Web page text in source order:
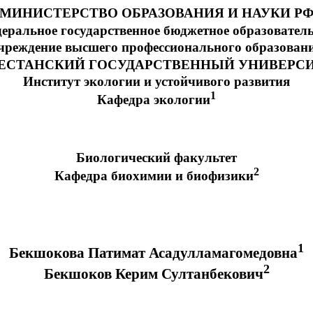
МИНИСТЕРСТВО ОБРАЗОВАНИЯ И НАУКИ РФ
государственное бюджетное
высшего профессионального
ГОСУДАРСТВЕННЫЙ
Институт экологии и устойчивого развития
Кафедра экологии1
Биологический факультет
Кафедра биохимии и биофизики2
Бекшокова Патимат Асадулламагомедовна1
БекшоковКерим Султанбекович2